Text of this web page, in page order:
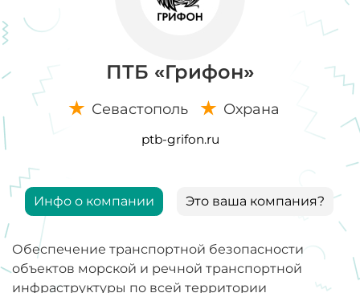
ПТБ «Грифон»
Севастополь Охрана
ptb-grifon.ru
Инфо о компании Это ваша компания?
Обеспечение транспортной безопасности
объектов морской и речной транспортной
инфраструктуры по всей территории